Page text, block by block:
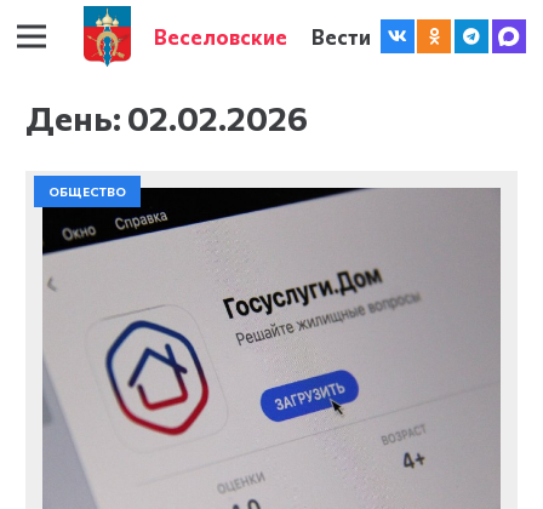
Веселовские Вести
День: 02.02.2026
ОБЩЕСТВО